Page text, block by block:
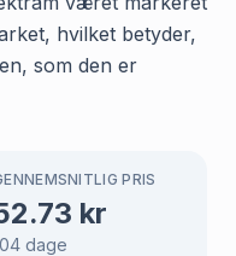
hvilket betyder,
som den er
PRIS
kr
dage